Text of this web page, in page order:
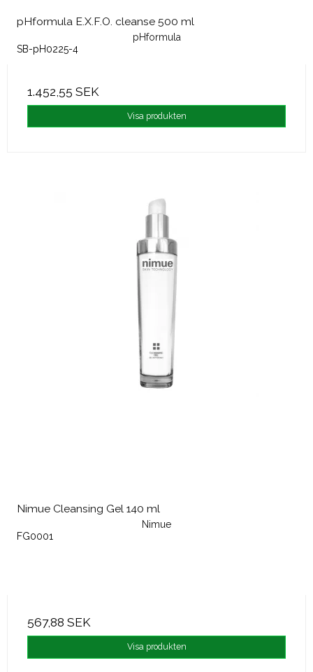
pHformula E.X.F.O. cleanse 500 ml
pHformula
SB-pH0225-4
1.452,55 SEK
Visa produkten
Nimue Cleansing Gel 140 ml
Nimue
FG0001
567,88 SEK
Visa produkten